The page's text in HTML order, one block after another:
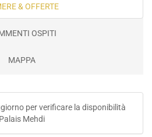
& OFFERTE
OSPITI
MAPPA
per verificare la disponibilità
Palais Mehdi